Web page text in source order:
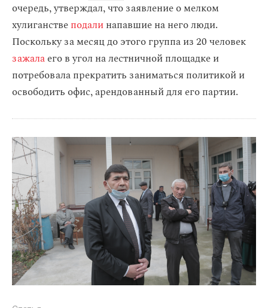
очередь, утверждал, что заявление о мелком
хулиганствеподалинапавшие на него люди.
Поскольку за месяц до этого группа из 20 человек
зажалаего в угол на лестничной площадке и
потребовала прекратить заниматься политикой и
освободить офис, арендованный для его партии.